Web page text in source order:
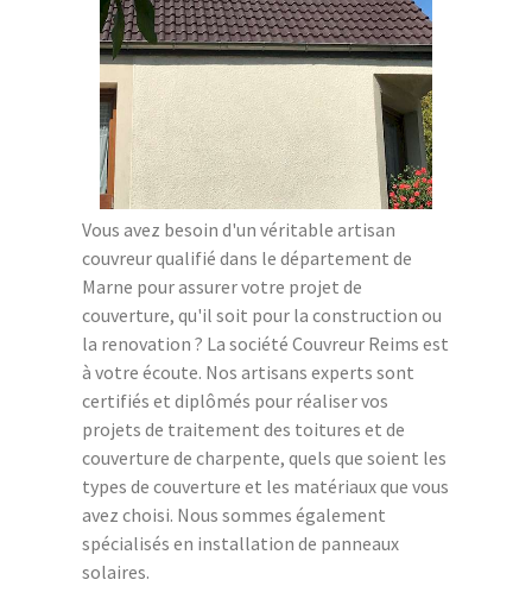
Vous avez besoin d'un véritable artisan
couvreur qualifié dans le département de
Marne pour assurer votre projet de
couverture, qu'il soit pour la construction ou
la renovation ? La société Couvreur Reims est
à votre écoute. Nos artisans experts sont
certifiés et diplômés pour réaliser vos
projets de traitement des toitures et de
couverture de charpente, quels que soient les
types de couverture et les matériaux que vous
avez choisi. Nous sommes également
spécialisés en installation de panneaux
solaires.